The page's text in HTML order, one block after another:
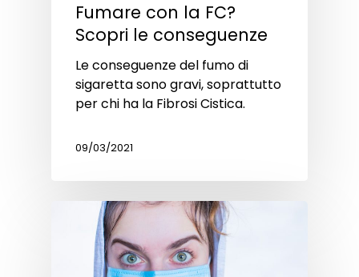
Fumare con la FC?
Scopri le conseguenze
Le conseguenze del fumo di
sigaretta sono gravi, soprattutto
per chi ha la Fibrosi Cistica.
09/03/2021